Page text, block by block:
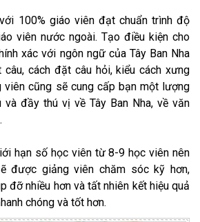
100% giáo viên đạt chuẩn trình độ
viên nước ngoài. Tạo điều kiện cho
xác với ngôn ngữ của Tây Ban Nha
câu, cách đặt câu hỏi, kiểu cách xưng
viên cũng sẽ cung cấp bạn một lượng
và đầy thú vị về Tây Ban Nha, về văn
hạn số học viên từ 8-9 học viên nên
được giảng viên chăm sóc kỹ hơn,
đỡ nhiều hơn và tất nhiên kết hiệu quả
chóng và tốt hơn.